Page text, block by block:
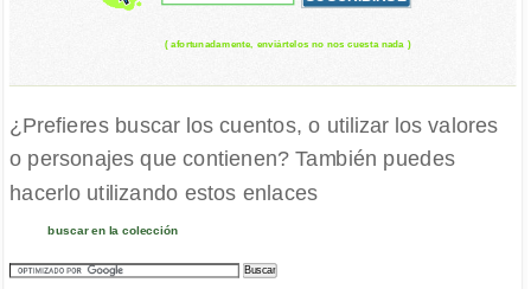
( afortunadamente, enviártelos no nos cuesta nada )
¿Prefieres buscar los cuentos, o utilizar los valores
o personajes que contienen? También puedes
hacerlo utilizando estos enlaces
buscar en la colección